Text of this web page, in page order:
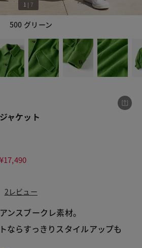
500 グリーン
1 | 7
1 7
ャケット
¥17,490
2レビュー
ンスブークレ素材。
ならすっきりスタイルアップも
ークレ・ジャケット
税込¥17,490
LINE X メール